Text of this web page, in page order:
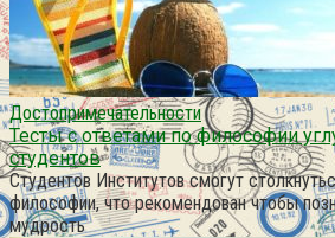
Достопримечательности
Тесты с ответами по философии
студентов
Студентов Институтов смогут
философии, что рекомендован чтобы
мудрость